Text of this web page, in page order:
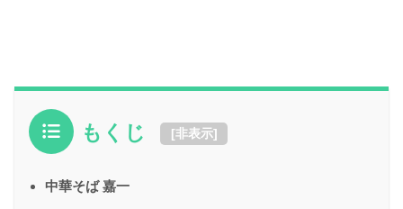
もくじ [非表示]
中華そば 嘉一